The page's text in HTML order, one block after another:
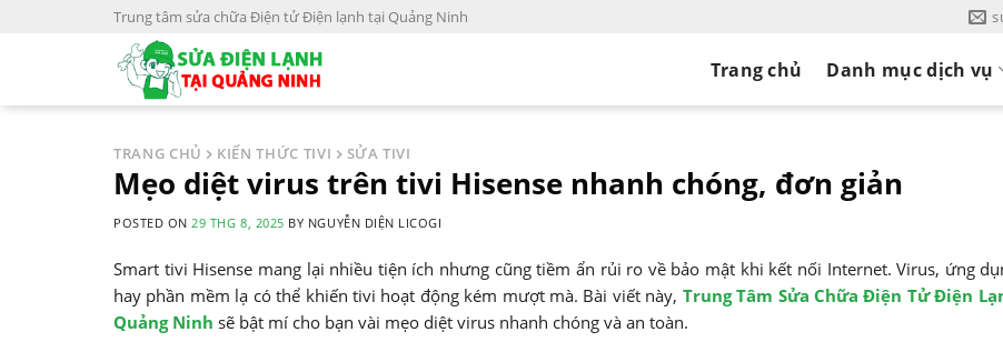
Trung tâm sửa chữa Điện tử Điện lạnh tại Quảng Ninh
Trang chủ Danh mục dịch vụ
TRANG CHỦ KIẾN THỨC TIVI SỬA TIVI
Mẹo diệt virus trên tivi Hisense nhanh chóng, đơn giản
POSTED ON29 THG 8, 2025 BY NGUYỄN DIỆN LICOGI
Smart tivi Hisense mang lại nhiều tiện ích nhưng cũng tiềm ẩn rủi ro về bảo mật khi kết nối Internet. Virus, ứng
hay phần mềm lạ có thể khiến tivi hoạt động kém mượt mà. Bài viết này, Trung Tâm Sửa Chữa Điện Tử Điện
Quảng Ninh sẽ bật mí cho bạn vài mẹo diệt virus nhanh chóng và an toàn.